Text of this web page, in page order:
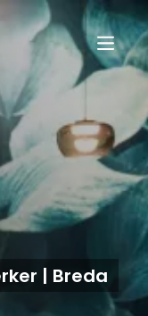
| Breda